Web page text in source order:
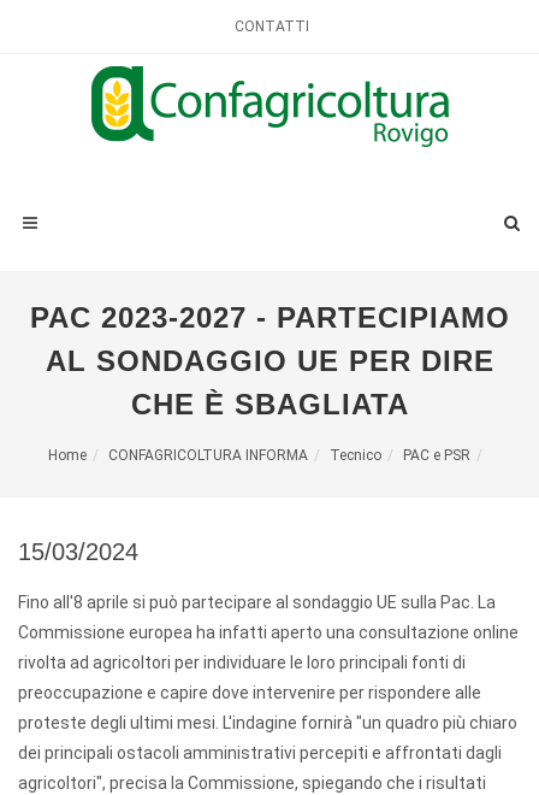
CONTATTI
PAC 2023-2027 - PARTECIPIAMO
AL SONDAGGIO UE PER DIRE
CHE È SBAGLIATA
Home CONFAGRICOLTURA INFORMA Tecnico PAC e PSR
15/03/2024
Fino all'8 aprile si può partecipare al sondaggio UE sulla Pac. La
Commissione europea ha infatti aperto una consultazione online
rivolta ad agricoltori per individuare le loro principali fonti di
preoccupazione e capire dove intervenire per rispondere alle
proteste degli ultimi mesi. L'indagine fornirà "un quadro più chiaro
dei principali ostacoli amministrativi percepiti e affrontati dagli
agricoltori", precisa la Commissione, spiegando che i risultati